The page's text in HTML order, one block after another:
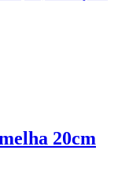
20cm